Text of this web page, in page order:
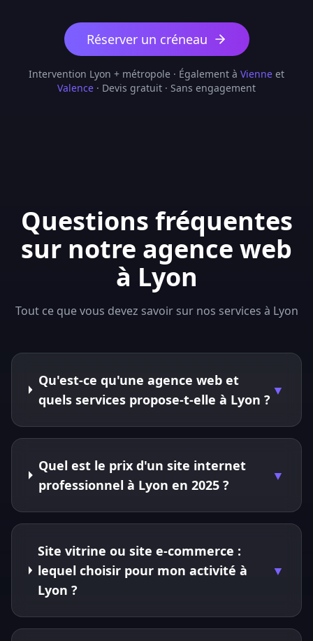
Réserver un créneau
Intervention Lyon + métropole · Également à Vienne et
Valence · Devis gratuit · Sans engagement
Questions fréquentes
sur notre agence web
à Lyon
Tout ce que vous devez savoir sur nos services à Lyon
Qu'est-ce qu'une agence web et
quels services propose-t-elle à Lyon ?
▼
Quel est le prix d'un site internet
professionnel à Lyon en 2025 ?
▼
Site vitrine ou site e-commerce :
lequel choisir pour mon activité à
Lyon ?
▼